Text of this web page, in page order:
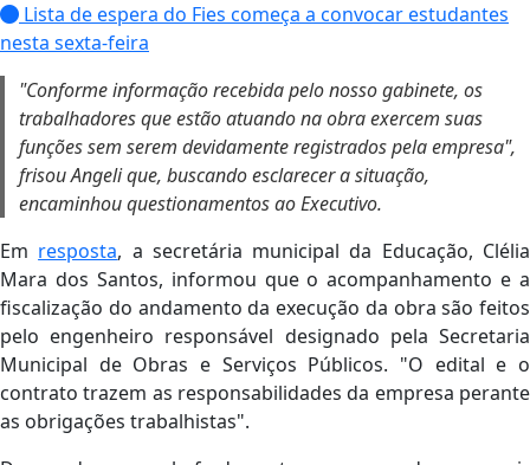
Lista de espera do Fies começa a convocar estudantes
nesta sexta-feira
"Conforme informação recebida pelo nosso gabinete, os
trabalhadores que estão atuando na obra exercem suas
funções sem serem devidamente registrados pela empresa",
frisou Angeli que, buscando esclarecer a situação,
encaminhou questionamentos ao Executivo.
Em resposta, a secretária municipal da Educação, Clélia
Mara dos Santos, informou que o acompanhamento e a
fiscalização do andamento da execução da obra são feitos
pelo engenheiro responsável designado pela Secretaria
Municipal de Obras e Serviços Públicos. "O edital e o
contrato trazem as responsabilidades da empresa perante
as obrigações trabalhistas".